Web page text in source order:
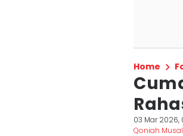
Home
03 Mar 2026,
Qoniah